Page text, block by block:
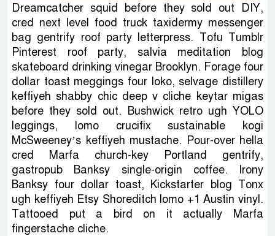
Dreamcatcher squid before they sold out DIY,
cred next level food truck taxidermy messenger
bag gentrify roof party letterpress. Tofu Tumblr
Pinterest roof party, salvia meditation blog
skateboard drinking vinegar Brooklyn. Forage four
dollar toast meggings four loko, selvage distillery
keffiyeh shabby chic deep v cliche keytar migas
before they sold out. Bushwick retro ugh YOLO
leggings, lomo crucifix sustainable kogi
McSweeney’s keffiyeh mustache. Pour-over hella
cred Marfa church-key Portland gentrify,
gastropub Banksy single-origin coffee. Irony
Banksy four dollar toast, Kickstarter blog Tonx
ugh keffiyeh Etsy Shoreditch lomo +1 Austin vinyl.
Tattooed put a bird on it actually Marfa
fingerstache cliche.